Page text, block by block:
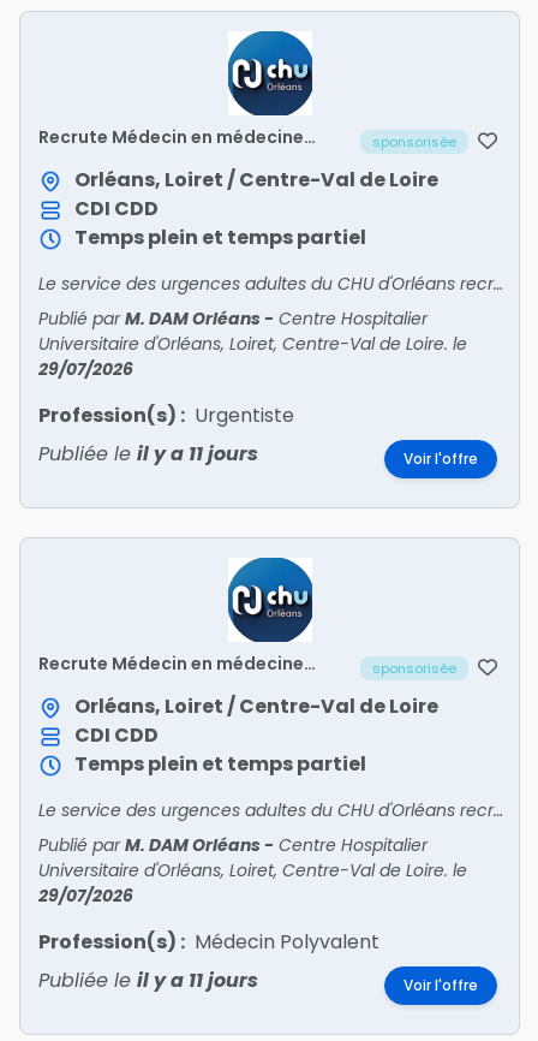
Recrute Médecin en médecine
2) – H/F
sponsorisée
Orléans, Loiret / Centre-Val de Loire
CDI CDD
Temps plein et temps partiel
Le service des urgences adultes du CHU d'Orléans recrute un médecin pour intégrer son unité de médecine polyvalente post-urgences (UHCD 2).
Publié parM. DAM Orléans - Centre Hospitalier
Universitaire d'Orléans, Loiret, Centre-Val de Loire. le
29/07/2026
Profession(s) : Urgentiste
Publiée le il y a 11 jours Voir l'offre
Recrute Médecin en médecine
2) – H/F
sponsorisée
Orléans, Loiret / Centre-Val de Loire
CDI CDD
Temps plein et temps partiel
Le service des urgences adultes du CHU d'Orléans recrute un médecin pour intégrer son unité de médecine polyvalente post-urgences (UHCD 2).
Publié parM. DAM Orléans - Centre Hospitalier
Universitaire d'Orléans, Loiret, Centre-Val de Loire. le
29/07/2026
Profession(s) : Médecin Polyvalent
Publiée le il y a 11 jours Voir l'offre